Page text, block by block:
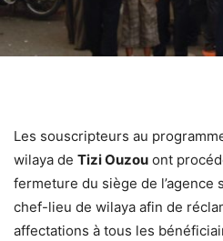
Les souscripteurs au
wilaya de Tizi Ouzou ont
fermeture du siège de l’agence
chef-lieu de wilaya afin de
affectations à tous les